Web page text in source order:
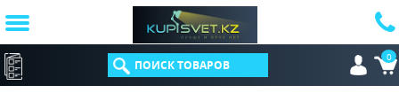
КАТАЛОГ 0